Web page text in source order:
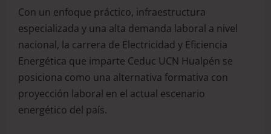
Con un enfoque práctico, infraestructura
especializada y una alta demanda laboral a nivel
nacional, la carrera de Electricidad y Eficiencia
Energética que imparte Ceduc UCN Hualpén se
posiciona como una alternativa formativa con
proyección laboral en el actual escenario
energético del país.